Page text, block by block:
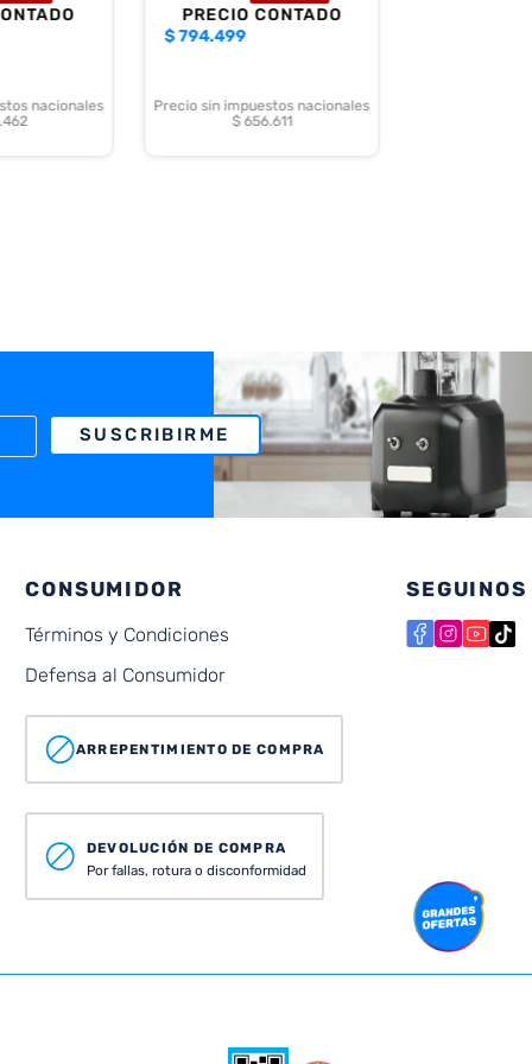
nacionales
PRECIO CONTADO
$794.499
Precio sin impuestos nacionales
$ 656.611
SUSCRIBIRME
CONSUMIDOR
Términos y Condiciones
Defensa al Consumidor
ARREPENTIMIENTO DE COMPRA
DEVOLUCIÓN DE COMPRA
Por fallas, rotura o disconformidad
SEGUINOS